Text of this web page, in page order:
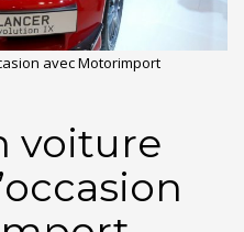
avec Motorimport
voiture